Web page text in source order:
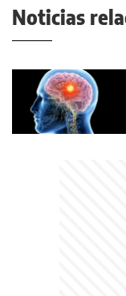
Noticias